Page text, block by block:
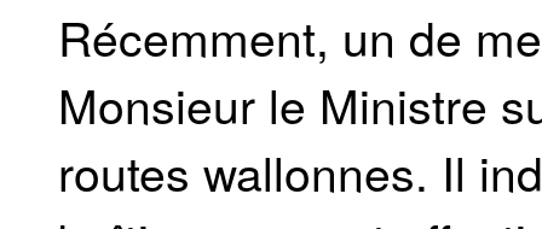
Récemment, un de
Monsieur le Ministre
routes wallonnes. Il